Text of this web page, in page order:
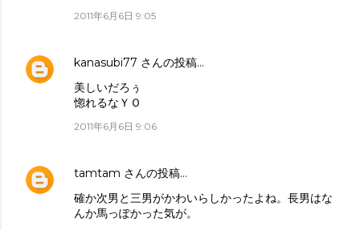
2011年6月6日 9:05
kanasubi77 さんの投稿…
美しいだろぅ
惚れるなＹＯ
2011年6月6日 9:06
tamtam さんの投稿…
確か次男と三男がかわいらしかったよね。長男はな
んか馬っぽかった気が。